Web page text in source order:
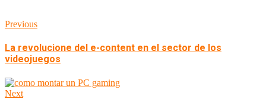
Previous
La revolucione del e-content en el sector de los
videojuegos
Next